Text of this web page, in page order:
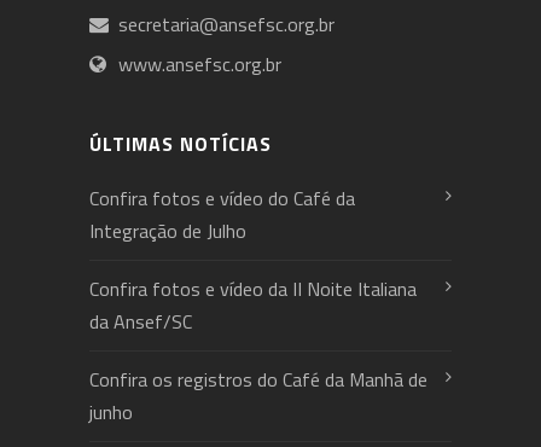
secretaria@ansefsc.org.br
www.ansefsc.org.br
ÚLTIMAS NOTÍCIAS
Confira fotos e vídeo do Café da
Integração de Julho
Confira fotos e vídeo da II Noite Italiana
da Ansef/SC
Confira os registros do Café da Manhã de
junho